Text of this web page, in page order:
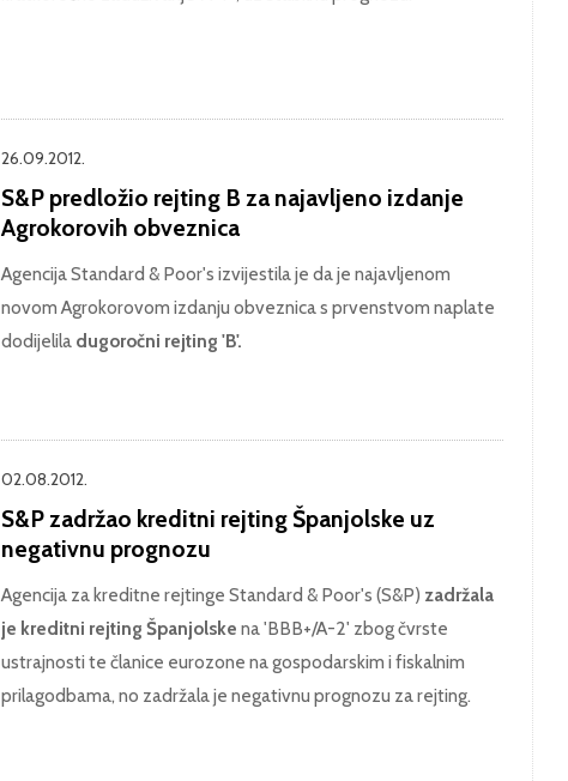
26.09.2012.
S&P predložio rejting B za najavljeno izdanje
Agrokorovih obveznica
Agencija Standard & Poor's izvijestila je da je najavljenom
novom Agrokorovom izdanju obveznica s prvenstvom naplate
dodijelila dugoročni rejting 'B'.
02.08.2012.
S&P zadržao kreditni rejting Španjolske uz
negativnu prognozu
Agencija za kreditne rejtinge Standard & Poor's (S&P) zadržala
je kreditni rejting Španjolske na 'BBB+/A-2' zbog čvrste
ustrajnosti te članice eurozone na gospodarskim i fiskalnim
prilagodbama, no zadržala je negativnu prognozu za rejting.